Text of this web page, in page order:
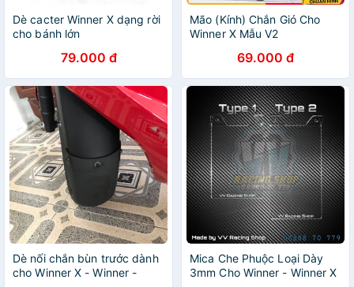
Dè cacter Winner X dạng rời
cho bánh lớn
79.000 đ
Mão (Kính) Chắn Gió Cho
Winner X Mẫu V2
69.000 đ
Dè nối chắn bùn trước dành
cho Winner X - Winner -
Mica Che Phuộc Loại Dày
3mm Cho Winner - Winner X